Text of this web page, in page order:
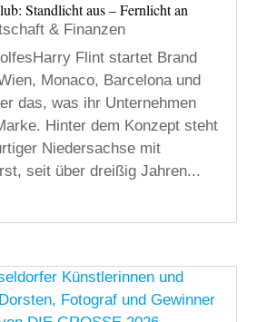
Standlicht aus – Fernlicht an
& Finanzen
Flint startet Brand
Monaco, Barcelona und
das, was ihr Unternehmen
Hinter dem Konzept steht
Niedersachse mit
seit über dreißig Jahren...